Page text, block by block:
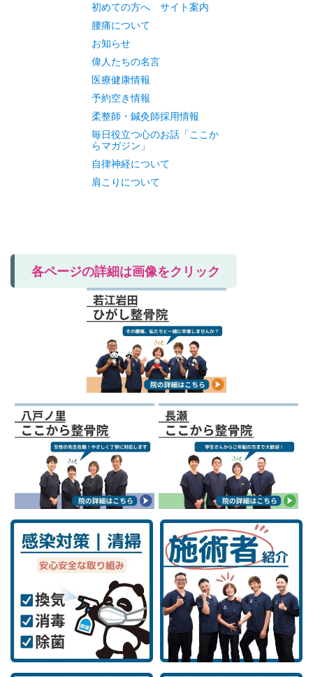
初めての方へ サイト案内
腰痛について
お知らせ
偉人たちの名言
医療健康情報
予約空き情報
柔整師・鍼灸師採用情報
毎日役立つ心のお話「ここか
らマガジン」
自律神経について
肩こりについて
各ページの詳細は画像をクリック